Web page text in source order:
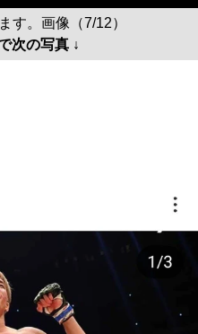
す。画像（7/12）
次の写真 ↓